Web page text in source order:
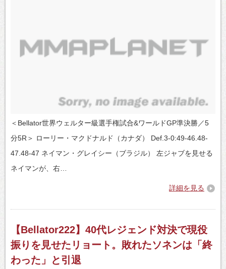
＜Bellator世界ウェルター級選手権試合&ワールドGP準決勝／5
分5R＞ ローリー・マクドナルド（カナダ） Def.3-0:49-46.48-
47.48-47 ネイマン・グレイシー（ブラジル） 左ジャブを見せる
ネイマンが、右…
詳細を見る
【Bellator222】40代レジェンド対決で現役
振りを見せたリョート。敗れたソネンは「終
わった」と引退